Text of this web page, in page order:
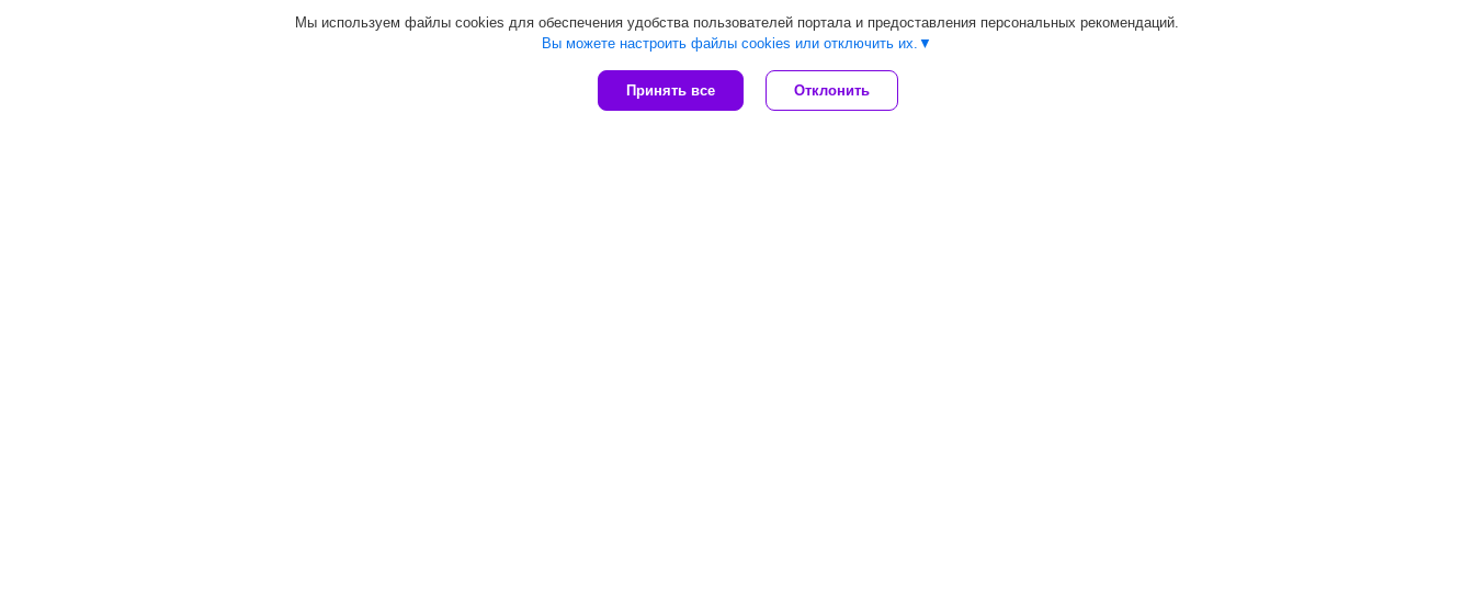
Мы используем файлы cookies для обеспечения удобства пользователей портала и предоставления персональных рекомендаций.
Вы можете настроить файлы cookies или отключить их.
Принять все Отклонить